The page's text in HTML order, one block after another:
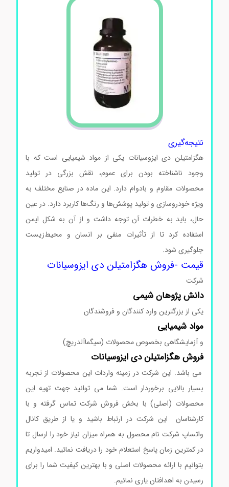
نتیجه‌گیری
هگزامتیلن دی ایزوسیانات یکی از مواد شیمیایی است که با
وجود ناشناخته بودن برای عموم، نقش بزرگی در تولید
محصولات مقاوم و بادوام دارد. این ماده در صنایع مختلف به
ویژه خودروسازی و تولید پوشش‌ها و رنگ‌ها کاربرد دارد. در عین
حال، باید به خطرات آن توجه داشت و از آن به شکل ایمن
استفاده کرد تا از تأثیرات منفی بر انسان و محیط‌زیست
جلوگیری شود.
قیمت -فروش هگزامتیلن دی ایزوسیانات
شرکت
دانش پژوهان شیمی
یکی از بزرگترین وارد کنندگان و فروشندگان
موادشیمیایی
و آزمایشگاهی بخصوص محصولات (سیگماآلدریچ)
فروش هگزامتیلن دی ایزوسیانات
می باشد. این شرکت در زمینه واردات این محصولات از تجربه
بسیار بالایی برخوردار است. شما می توانید جهت تهیه این
محصولات (اصلی) با بخش فروش شرکت تماس گرفته و با
کارشناسان این شرکت در ارتباط باشید و یا از طریق کانال
واتساپ شرکت نام محصول به همراه میزان نیاز خود را ارسال تا
در کمترین زمان پاسخ استعلام خود را دریافت نمائید. امیدواریم
بتوانیم با ارائه محصولات اصلی و با بهترین کیفیت شما را برای
رسیدن به اهدافتان یاری نمائیم.